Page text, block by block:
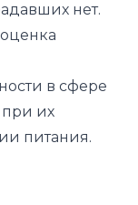
нет.
в сфере
при их
питания.